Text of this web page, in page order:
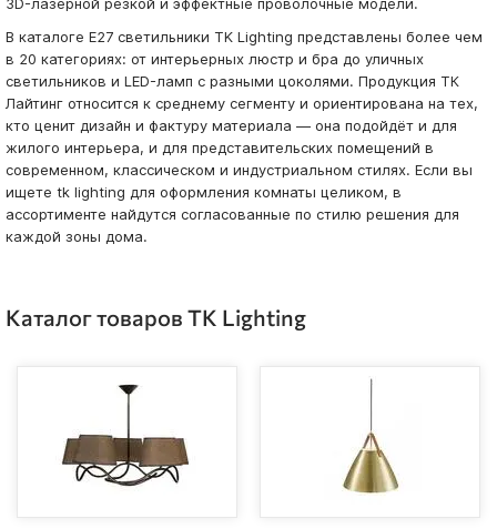
В каталоге E27 светильники TK Lighting представлены более чем
в 20 категориях: от интерьерных люстр и бра до уличных
светильников и LED-ламп с разными цоколями. Продукция ТК
Лайтинг относится к среднему сегменту и ориентирована на тех,
кто ценит дизайн и фактуру материала — она подойдёт и для
жилого интерьера, и для представительских помещений в
современном, классическом и индустриальном стилях. Если вы
ищете tk lighting для оформления комнаты целиком, в
ассортименте найдутся согласованные по стилю решения для
каждой зоны дома.
Каталог товаров TK Lighting